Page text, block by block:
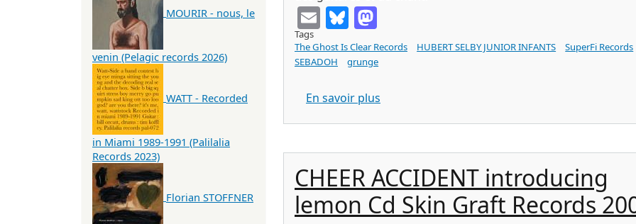
EmailBluesky
Tags
The Ghost Is Clear Records
HUBERT SELBY JUNIOR INFANTS
SuperFi Records
SEBADOH
grunge
En savoir plus sur HUBERT SELBY JUNIOR INFANTS bingo
CHEER ACCIDENT introducing
lemon Cd Skin Graft Records
MOURIR - nous, le
venin (Pelagic records 2026)
WATT - Recorded
in Miami 1989-1991 (Palilalia
Records 2023)
Florian STOFFNER